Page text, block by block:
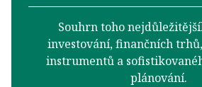
Souhrn toho
investování, finančních
instrumentů a
plánování.